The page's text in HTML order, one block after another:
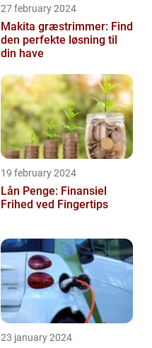
27 february 2024
Makita græstrimmer: Find
den perfekte løsning til
din have
19 february 2024
Lån Penge: Finansiel
Frihed ved Fingertips
23 january 2024